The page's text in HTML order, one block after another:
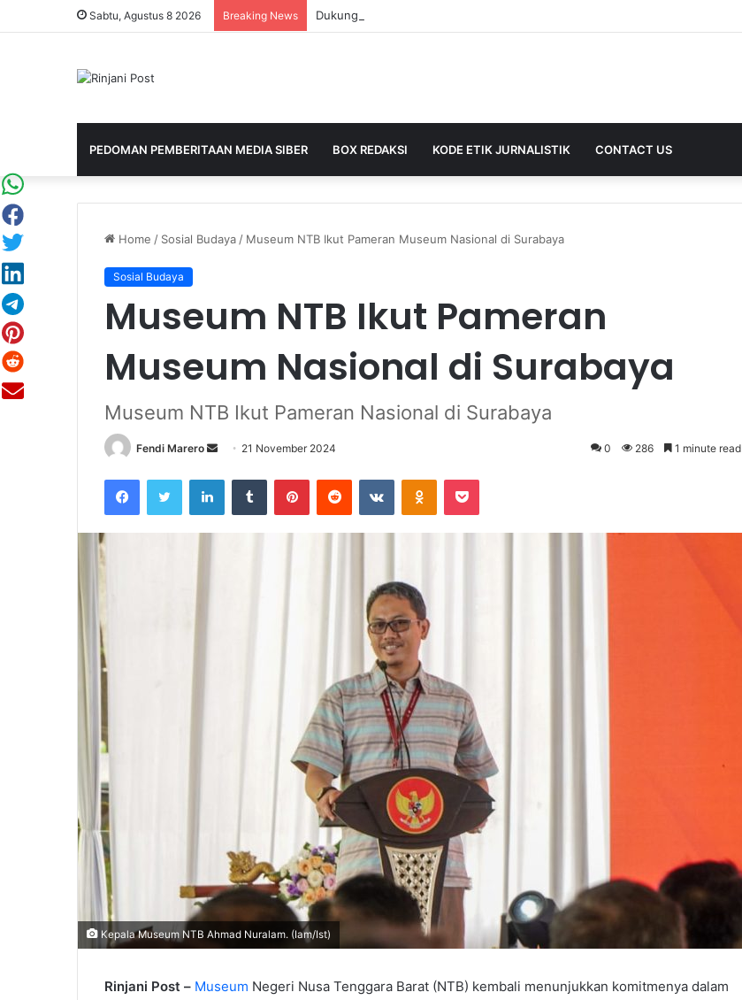
Sabtu, Agustus 8 2026 Breaking News
PEDOMAN PEMBERITAAN MEDIA SIBER BOX REDAKSI KODE ETIK JURNALISTIK CONTACT US
Home / Sosial Budaya / Museum NTB Ikut Pameran Museum Nasional di Surabaya
Sosial Budaya
Museum NTB Ikut Pameran
Museum Nasional di Surabaya
Museum NTB Ikut Pameran Nasional di Surabaya
Fendi Marero
Send21 November 2024 0 286 1 minute read
FacebookTwitter LinkedIn Tumblr PinterestReddit VKontakteOdnoklassniki
Kepala Museum NTB Ahmad Nuralam. (Iam/Ist)
Rinjani Post – Museum Negeri Nusa Tenggara Barat (NTB) kembali menunjukkan komitmenya dalam